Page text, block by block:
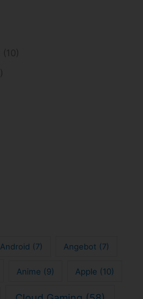
Android (7) Angebot (7)
Anime (9) Apple (10)